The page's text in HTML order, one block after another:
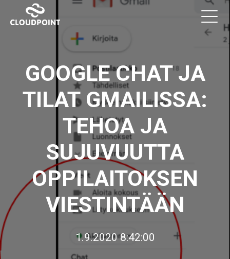
GOOGLE CHAT JA
TILAT GMAILISSA:
TEHOA JA
SUJUVUUTTA
OPPILAITOKSEN
VIESTINTÄÄN
1.9.2020 8:42:00